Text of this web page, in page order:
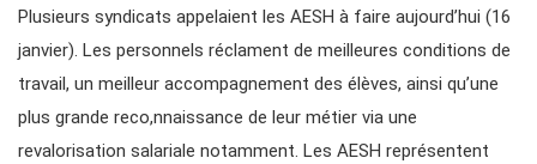
Plusieurs syndicats appelaient les AESH à faire aujourd’hui (16
janvier). Les personnels réclament de meilleures conditions de
travail, un meilleur accompagnement des élèves, ainsi qu’une
plus grande reco,nnaissance de leur métier via une
revalorisation salariale notamment. Les AESH représentent